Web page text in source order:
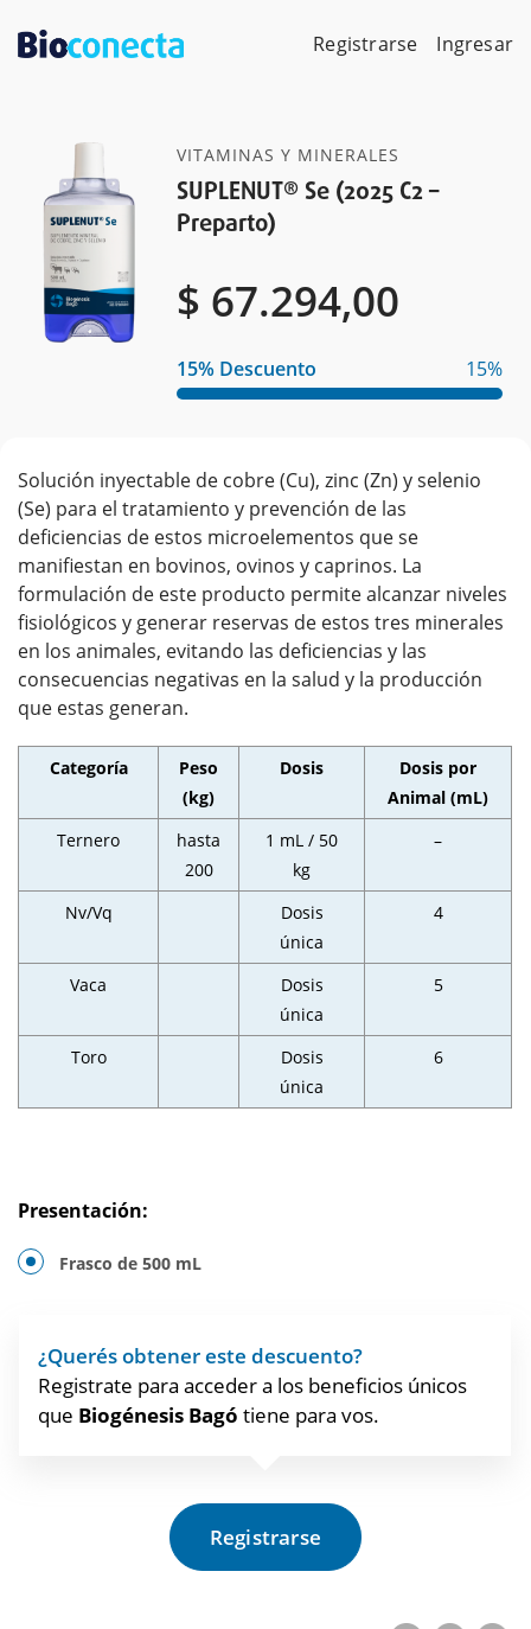
content Registrarse Ingresar
15% Descuento 15%
VITAMINAS Y MINERALES
SUPLENUT® Se (2025 C2 –
Preparto)
Solución inyectable de cobre (Cu), zinc (Zn) y selenio
(Se) para el tratamiento y prevención de las
deficiencias de estos microelementos que se
manifiestan en bovinos, ovinos y caprinos. La
formulación de este producto permite alcanzar niveles
fisiológicos y generar reservas de estos tres minerales
en los animales, evitando las deficiencias y las
consecuencias negativas en la salud y la producción
que estas generan.
Categoría
Peso
(kg)
Dosis
Dosis por
Animal (mL)
Ternero
hasta
200
1 mL / 50
kg
–
Nv/Vq
Dosis
única
4
Vaca
Dosis
única
5
Toro
Dosis
única
6
Presentación:
Frasco de 500 mL
¿Querés obtener este descuento?
Registrate para acceder a los beneficios únicos
que Biogénesis Bagó tiene para vos.
Registrarse
$ 67.294,00